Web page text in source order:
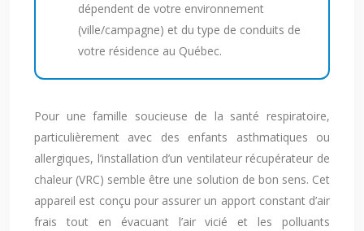
dépendent de votre environnement
(ville/campagne) et du type de conduits de
votre résidence au Québec.
Pour une famille soucieuse de la santé respiratoire,
particulièrement avec des enfants asthmatiques ou
allergiques, l’installation d’un ventilateur récupérateur de
chaleur (VRC) semble être une solution de bon sens. Cet
appareil est conçu pour assurer un apport constant d’air
frais tout en évacuant l’air vicié et les polluants